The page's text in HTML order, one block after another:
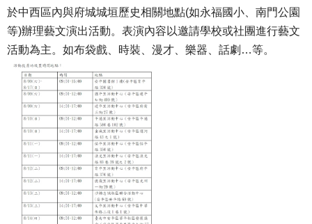
於中西區內與府城城垣歷史相關地點(如永福國小、南門公園
等)辦理藝文演出活動。表演內容以邀請學校或社團進行藝文
活動為主。如布袋戲、時裝、漫才、樂器、話劇…等。